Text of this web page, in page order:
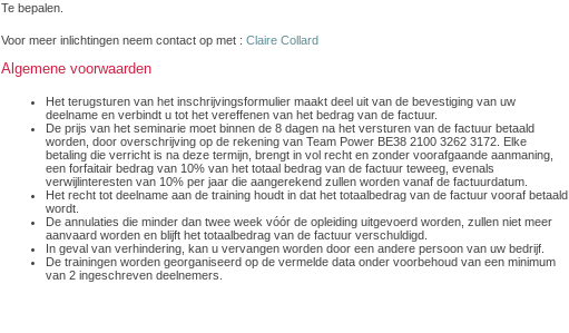
Te bepalen.
Voor meer inlichtingen neem contact op met : Claire Collard
Algemene voorwaarden
Het terugsturen van het inschrijvingsformulier maakt deel uit van de bevestiging van uw
deelname en verbindt u tot het vereffenen van het bedrag van de factuur.
De prijs van het seminarie moet binnen de 8 dagen na het versturen van de factuur betaald
worden, door overschrijving op de rekening van Team Power BE38 2100 3262 3172. Elke
betaling die verricht is na deze termijn, brengt in vol recht en zonder voorafgaande aanmaning,
een forfaitair bedrag van 10% van het totaal bedrag van de factuur teweeg, evenals
verwijlinteresten van 10% per jaar die aangerekend zullen worden vanaf de factuurdatum.
Het recht tot deelname aan de training houdt in dat het totaalbedrag van de factuur vooraf betaald
wordt.
De annulaties die minder dan twee week vóór de opleiding uitgevoerd worden, zullen niet meer
aanvaard worden en blijft het totaalbedrag van de factuur verschuldigd.
In geval van verhindering, kan u vervangen worden door een andere persoon van uw bedrijf.
De trainingen worden georganiseerd op de vermelde data onder voorbehoud van een minimum
van 2 ingeschreven deelnemers.